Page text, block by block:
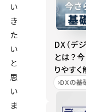
い
き
た
い
と
思
い
ま
DX（デ
とは？
りやす
DXの基